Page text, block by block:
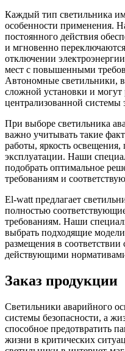
Каждый тип светильника
особенности применения.
постоянного действия
и мгновенно
отключении
мест с повышенными
Автономные светильники,
сложной установки и могут
централизованной системы
При выборе светильника
важно учитывать такие
работы, яркость
эксплуатации. Наши
подобрать оптимальное
требованиям и
El-watt предлагает
полностью
требованиям. Наши
выбрать подходящие
размещения в
действующими
Заказ продукции
Светильники аварийного
системы безопасности, а
способное предотвратить
жизни в критических